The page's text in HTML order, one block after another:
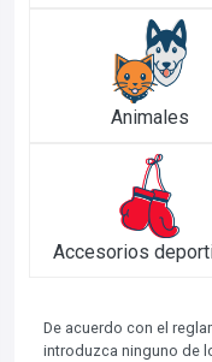
Animales
Accesorios
De acuerdo con el
introduzca ninguno de